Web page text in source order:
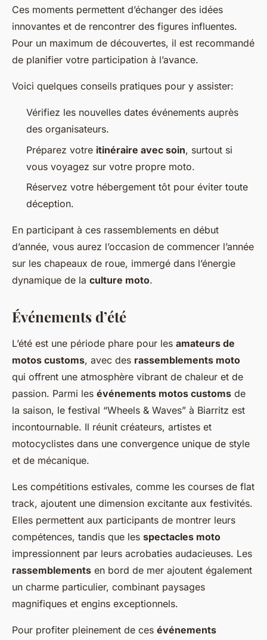
Ces moments permettent d’échanger des idées
innovantes et de rencontrer des figures influentes.
Pour un maximum de découvertes, il est recommandé
de planifier votre participation à l’avance.
Voici quelques conseils pratiques pour y assister:
Vérifiez les nouvelles dates événements auprès
des organisateurs.
Préparez votre itinéraire avec soin, surtout si
vous voyagez sur votre propre moto.
Réservez votre hébergement tôt pour éviter toute
déception.
En participant à ces rassemblements en début
d’année, vous aurez l’occasion de commencer l’année
sur les chapeaux de roue, immergé dans l’énergie
dynamique de la culture moto.
Événements d’été
L’été est une période phare pour les amateurs de
motos customs, avec des rassemblements moto
qui offrent une atmosphère vibrant de chaleur et de
passion. Parmi les événements motos customs de
la saison, le festival “Wheels & Waves” à Biarritz est
incontournable. Il réunit créateurs, artistes et
motocyclistes dans une convergence unique de style
et de mécanique.
Les compétitions estivales, comme les courses de flat
track, ajoutent une dimension excitante aux festivités.
Elles permettent aux participants de montrer leurs
compétences, tandis que les spectacles moto
impressionnent par leurs acrobaties audacieuses. Les
rassemblements en bord de mer ajoutent également
un charme particulier, combinant paysages
magnifiques et engins exceptionnels.
Pour profiter pleinement de ces événements